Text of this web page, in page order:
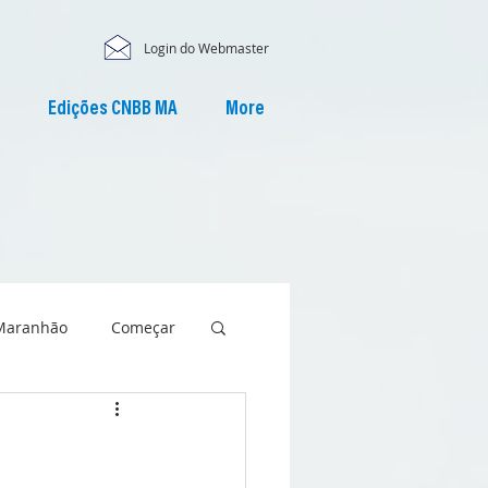
Login do Webmaster
Edições CNBB MA More
Começar